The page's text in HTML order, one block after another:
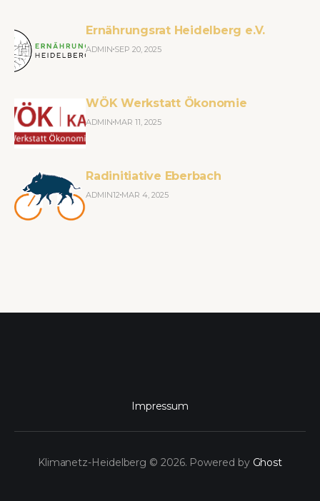
Ernährungsrat Heidelberg e.V.
ADMIN SEP 20, 2025
WÖK Werkstatt Ökonomie
ADMIN MAR 11, 2025
Radinitiative Eberbach
ADMIN12 MAR 4, 2025
Impressum
Klimanetz-Heidelberg © 2026. Powered by Ghost